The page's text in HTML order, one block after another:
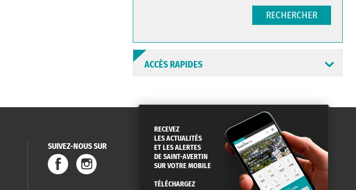
RECHERCHER
ACCÈS RAPIDES
ANNUAIRE
HORAIRES
ABONNEMENT
NEWSLETTER
ST AV
EN LIGNE
SUIVEZ-NOUS SUR
RECEVEZ
LES ACTUALITÉS
ET LES ALERTES
DE SAINT-AVERTIN
SUR VOTRE MOBILE
TÉLÉCHARGEZ